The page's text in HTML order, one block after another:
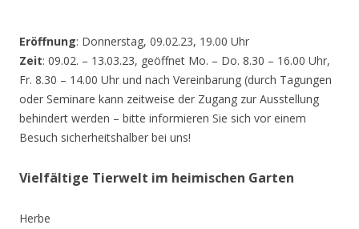
Eröffnung: Donnerstag, 09.02.23, 19.00 Uhr
Zeit: 09.02. – 13.03.23, geöffnet Mo. – Do. 8.30 – 16.00 Uhr,
Fr. 8.30 – 14.00 Uhr und nach Vereinbarung (durch Tagungen
oder Seminare kann zeitweise der Zugang zur Ausstellung
behindert werden – bitte informieren Sie sich vor einem
Besuch sicherheitshalber bei uns!
Vielfältige Tierwelt im heimischen Garten
Herbe